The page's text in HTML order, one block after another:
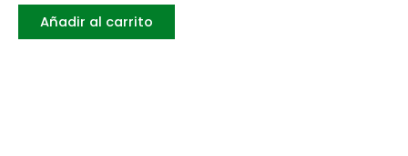
Añadir al carrito